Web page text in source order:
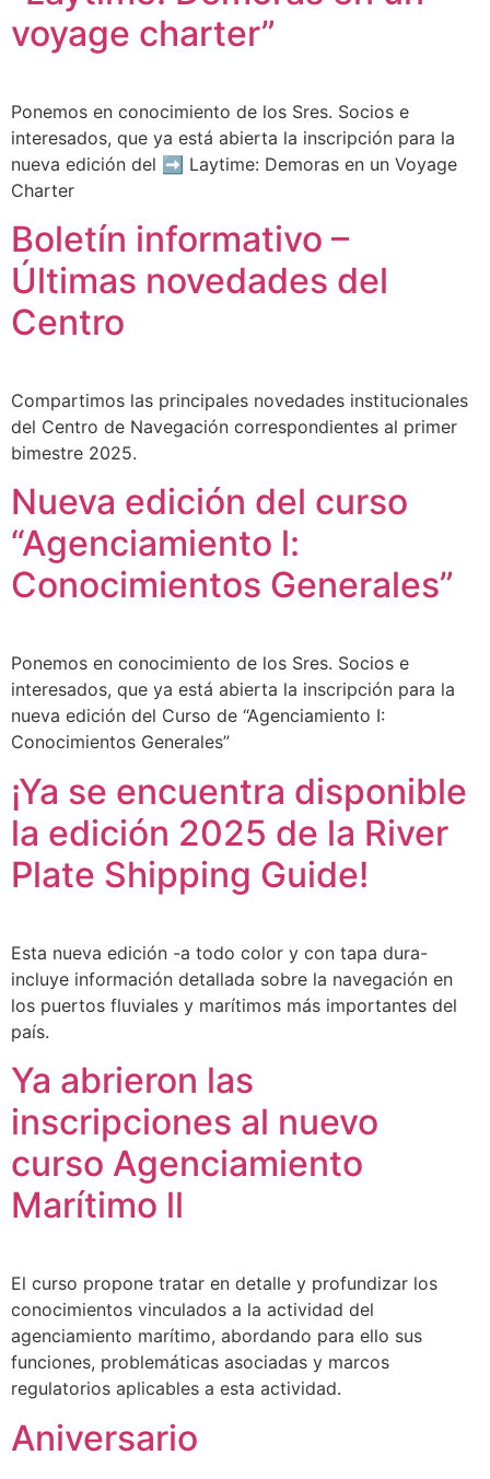
voyage charter”
Ponemos en conocimiento de los Sres. Socios e
interesados, que ya está abierta la inscripción para la
nueva edición del ➡ Laytime: Demoras en un Voyage
Charter
Boletín informativo –
Últimas novedades del
Centro
Compartimos las principales novedades institucionales
del Centro de Navegación correspondientes al primer
bimestre 2025.
Nueva edición del curso
“Agenciamiento l:
Conocimientos Generales”
Ponemos en conocimiento de los Sres. Socios e
interesados, que ya está abierta la inscripción para la
nueva edición del Curso de “Agenciamiento I:
Conocimientos Generales”
¡Ya se encuentra disponible
la edición 2025 de la River
Plate Shipping Guide!
Esta nueva edición -a todo color y con tapa dura-
incluye información detallada sobre la navegación en
los puertos fluviales y marítimos más importantes del
país.
Ya abrieron las
inscripciones al nuevo
curso Agenciamiento
Marítimo ll
El curso propone tratar en detalle y profundizar los
conocimientos vinculados a la actividad del
agenciamiento marítimo, abordando para ello sus
funciones, problemáticas asociadas y marcos
regulatorios aplicables a esta actividad.
Aniversario